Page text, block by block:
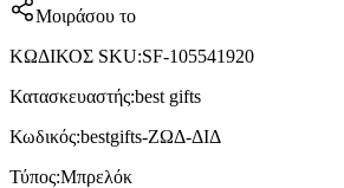
Μοιράσου το
ΚΩΔΙΚΟΣ SKU:SF-105541920
Κατασκευαστής:best gifts
Κωδικός:bestgifts-ΖΩΔ-ΔΙΔ
Τύπος:Μπρελόκ